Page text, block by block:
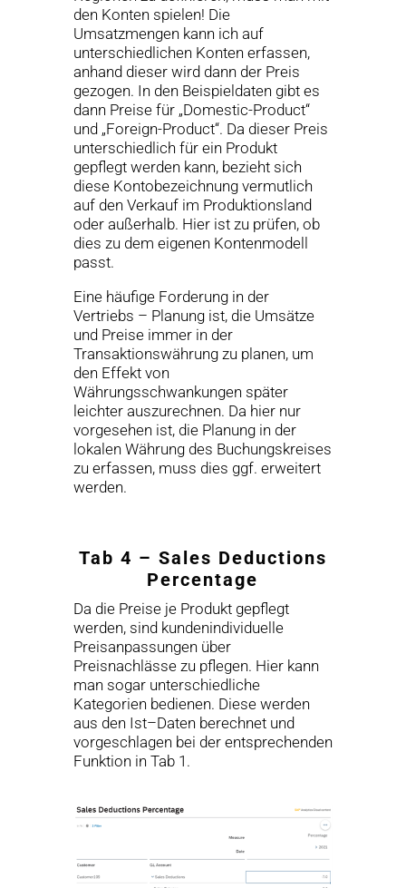
den Konten spielen! Die
Umsatzmengen kann ich auf
unterschiedlichen Konten erfassen,
anhand dieser wird dann der Preis
gezogen. In den Beispieldaten gibt es
dann Preise für „Domestic-Product“
und „Foreign-Product“. Da dieser Preis
unterschiedlich für ein Produkt
gepflegt werden kann, bezieht sich
diese Kontobezeichnung vermutlich
auf den Verkauf im Produktionsland
oder außerhalb. Hier ist zu prüfen, ob
dies zu dem eigenen Kontenmodell
passt.
Eine häufige Forderung in der
Vertriebs – Planung ist, die Umsätze
und Preise immer in der
Transaktionswährung zu planen, um
den Effekt von
Währungsschwankungen später
leichter auszurechnen. Da hier nur
vorgesehen ist, die Planung in der
lokalen Währung des Buchungskreises
zu erfassen, muss dies ggf. erweitert
werden.
Tab 4 – Sales Deductions
Percentage
Da die Preise je Produkt gepflegt
werden, sind kundenindividuelle
Preisanpassungen über
Preisnachlässe zu pflegen. Hier kann
man sogar unterschiedliche
Kategorien bedienen. Diese werden
aus den Ist–Daten berechnet und
vorgeschlagen bei der entsprechenden
Funktion in Tab 1.